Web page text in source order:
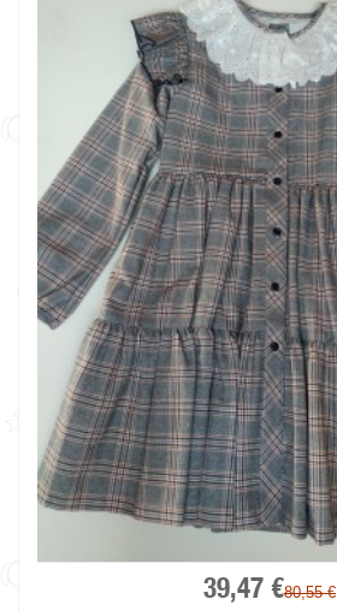
39,47 €80,55 €